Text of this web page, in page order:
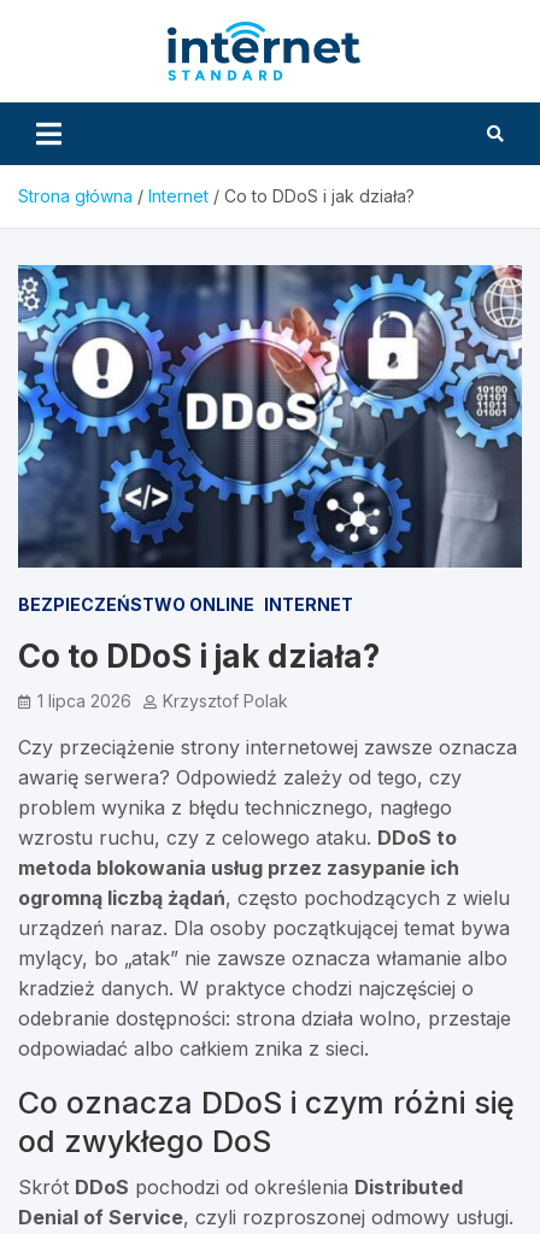
Strona główna Internet Co to DDoS i jak działa?
BEZPIECZEŃSTWO ONLINE INTERNET
Co to DDoS i jak działa?
1 lipca 2026 Krzysztof Polak
Czy przeciążenie strony internetowej zawsze oznacza
awarię serwera? Odpowiedź zależy od tego, czy
problem wynika z błędu technicznego, nagłego
wzrostu ruchu, czy z celowego ataku. DDoS to
metoda blokowania usług przez zasypanie ich
ogromną liczbą żądań, często pochodzących z wielu
urządzeń naraz. Dla osoby początkującej temat bywa
mylący, bo „atak” nie zawsze oznacza włamanie albo
kradzież danych. W praktyce chodzi najczęściej o
odebranie dostępności: strona działa wolno, przestaje
odpowiadać albo całkiem znika z sieci.
Co oznacza DDoS i czym różni się
od zwykłego DoS
Skrót DDoS pochodzi od określenia Distributed
Denial of Service, czyli rozproszonej odmowy usługi.